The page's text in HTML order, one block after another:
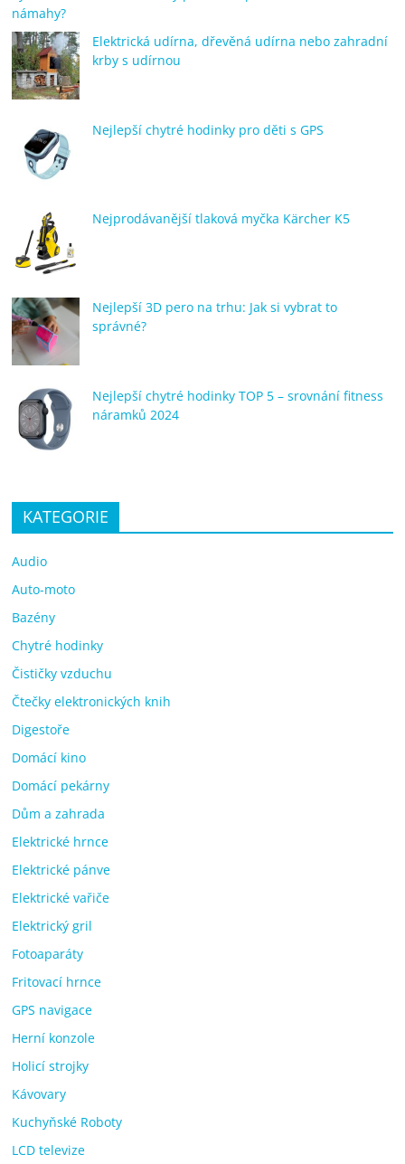
námahy?
Elektrická udírna, dřevěná udírna nebo zahradní
krby s udírnou
Nejlepší chytré hodinky pro děti s GPS
Nejprodávanější tlaková myčka Kärcher K5
Nejlepší 3D pero na trhu: Jak si vybrat to
správné?
Nejlepší chytré hodinky TOP 5 – srovnání fitness
náramků 2024
KATEGORIE
Audio
Auto-moto
Bazény
Chytré hodinky
Čističky vzduchu
Čtečky elektronických knih
Digestoře
Domácí kino
Domácí pekárny
Dům a zahrada
Elektrické hrnce
Elektrické pánve
Elektrické vařiče
Elektrický gril
Fotoaparáty
Fritovací hrnce
GPS navigace
Herní konzole
Holicí strojky
Kávovary
Kuchyňské Roboty
LCD televize